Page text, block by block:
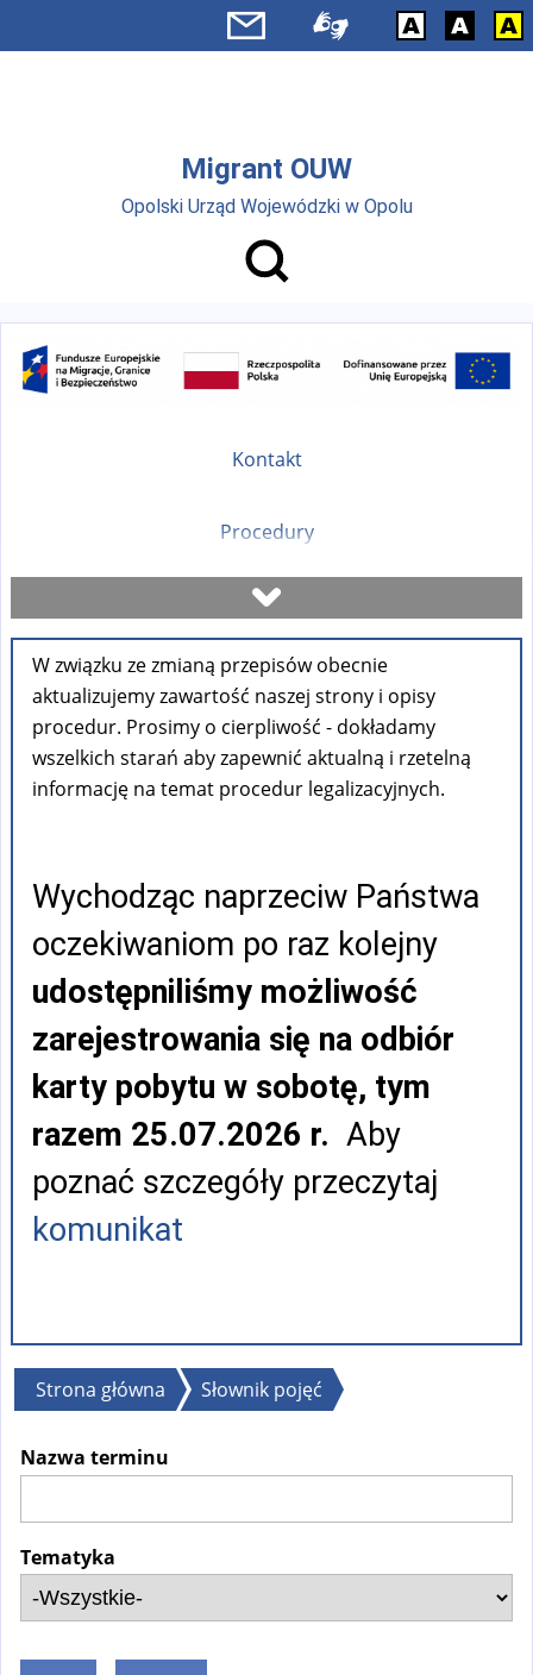
Przejdź do menu głównego
Migrant OUW
Opolski Urząd Wojewódzki w Opolu
Kontakt
Procedury
Umów się na wizytę
Sprawdź stan sprawy
Formularze
FAQ
Pouczenia
W związku ze zmianą przepisów obecnie
aktualizujemy zawartość naszej strony i opisy
procedur. Prosimy o cierpliwość - dokładamy
wszelkich starań aby zapewnić aktualną i rzetelną
informację na temat procedur legalizacyjnych.
Wychodząc naprzeciw Państwa
oczekiwaniom po raz kolejny
udostępniliśmy możliwość
zarejestrowania się na odbiór
karty pobytu w sobotę, tym
razem 25.07.2026 r. Aby
poznać szczegóły przeczytaj
komunikat
Jesteś
Strona główna Słownik pojęć
Nazwa terminu
Tematyka